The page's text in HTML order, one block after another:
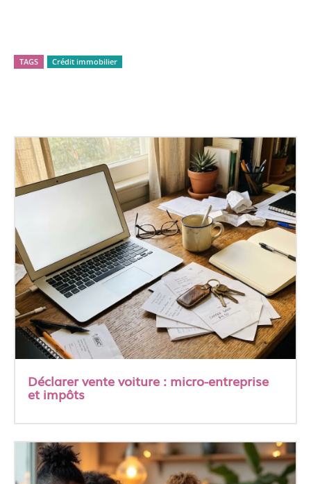
TAGS Crédit immobilier
Déclarer vente voiture : micro-entreprise
et impôts